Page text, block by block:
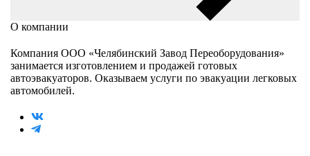
О компании
Компания ООО «Челябинский Завод Переоборудования»
занимается изготовлением и продажей готовых
автоэвакуаторов. Оказываем услуги по эвакуации легковых
автомобилей.